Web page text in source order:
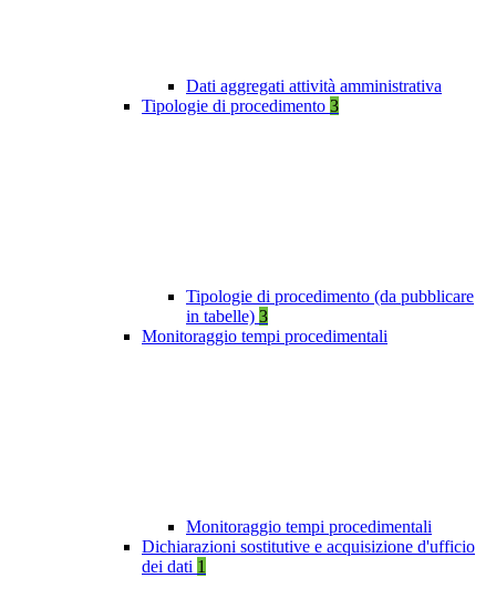
Dati aggregati attività amministrativa
Tipologie di procedimento 3
Tipologie di procedimento (da pubblicare
in tabelle) 3
Monitoraggio tempi procedimentali
Monitoraggio tempi procedimentali
Dichiarazioni sostitutive e acquisizione d'ufficio
dei dati 1